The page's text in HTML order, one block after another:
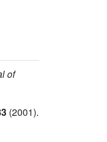
of
(2001).